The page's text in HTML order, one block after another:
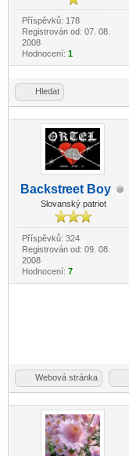
Příspěvků: 178
Registrován od: 07. 08.
2008
Hodnocení: 1
Hledat
Backstreet Boy
Slovanský patriot
Příspěvků: 324
Registrován od: 09. 08.
2008
Hodnocení: 7
Webová stránka